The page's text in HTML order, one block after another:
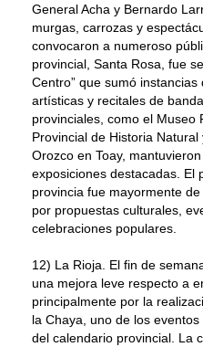
General Acha y Bernardo
murgas, carrozas y
convocaron a numeroso
provincial, Santa Rosa, fue
Centro” que sumó
artísticas y recitales de
provinciales, como el Museo
Provincial de Historia
Orozco en Toay,
exposiciones destacadas. El
provincia fue mayormente
por propuestas culturales,
celebraciones populares.
12) La Rioja. El fin de
una mejora leve respecto a
principalmente por la
la Chaya, uno de los
del calendario provincial. La